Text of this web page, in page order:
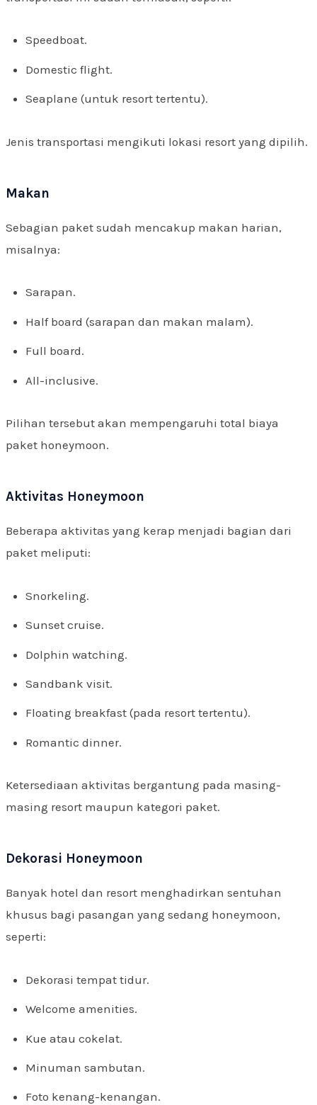
Speedboat.
Domestic flight.
Seaplane (untuk resort tertentu).
Jenis transportasi mengikuti lokasi resort yang dipilih.
Makan
Sebagian paket sudah mencakup makan harian,
misalnya:
Sarapan.
Half board (sarapan dan makan malam).
Full board.
All-inclusive.
Pilihan tersebut akan mempengaruhi total biaya
paket honeymoon.
Aktivitas Honeymoon
Beberapa aktivitas yang kerap menjadi bagian dari
paket meliputi:
Snorkeling.
Sunset cruise.
Dolphin watching.
Sandbank visit.
Floating breakfast (pada resort tertentu).
Romantic dinner.
Ketersediaan aktivitas bergantung pada masing-
masing resort maupun kategori paket.
Dekorasi Honeymoon
Banyak hotel dan resort menghadirkan sentuhan
khusus bagi pasangan yang sedang honeymoon,
seperti:
Dekorasi tempat tidur.
Welcome amenities.
Kue atau cokelat.
Minuman sambutan.
Foto kenang-kenangan.